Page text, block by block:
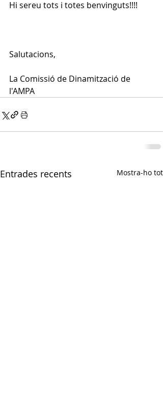
Hi sereu tots i totes benvinguts!!!!
Salutacions,
La Comissió de Dinamització de
l'AMPA
Entrades recents Mostra-ho tot